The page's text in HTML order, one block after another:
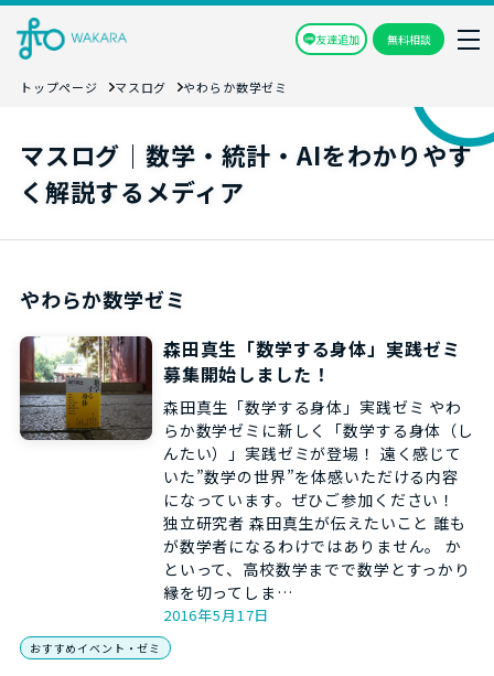
友達追加 無料相談
トップページ マスログ やわらか数学ゼミ
マスログ｜数学・統計・AIをわかりやす
く解説するメディア
やわらか数学ゼミ
森田真生「数学する身体」実践ゼミ
募集開始しました！
森田真生「数学する身体」実践ゼミ やわ
らか数学ゼミに新しく「数学する身体（し
んたい）」実践ゼミが登場！ 遠く感じて
いた”数学の世界”を体感いただける内容
になっています。ぜひご参加ください！
独立研究者 森田真生が伝えたいこと 誰も
が数学者になるわけではありません。 か
といって、高校数学までで数学とすっかり
縁を切ってしま…
2016年5月17日
おすすめイベント・ゼミ